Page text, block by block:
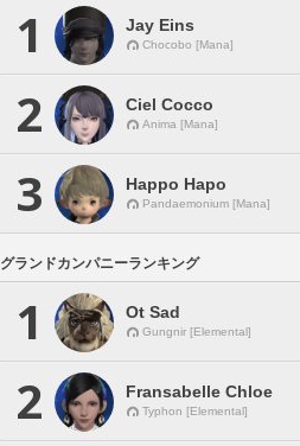
1 Jay Eins
Chocobo [Mana]
2 Ciel Cocco
Anima [Mana]
3 Happo Hapo
Pandaemonium [Mana]
グランドカンパニーランキング
1 Ot Sad
Gungnir [Elemental]
2 Fransabelle Chloe
Typhon [Elemental]